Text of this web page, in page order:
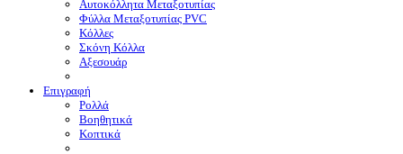
Αυτοκόλλητα Μεταξοτυπίας
Φύλλα Μεταξοτυπίας PVC
Κόλλες
Σκόνη Κόλλα
Αξεσουάρ
Επιγραφή
Ρολλά
Βοηθητικά
Κοπτικά